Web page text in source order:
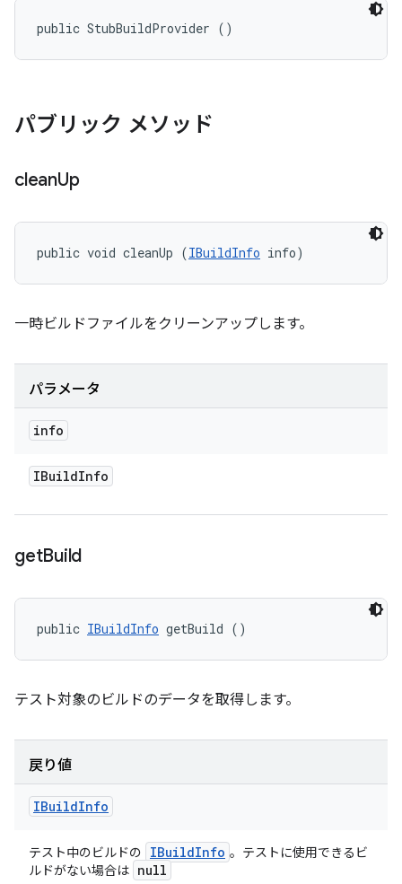
public StubBuildProvider ()
パブリック メソッド
cleanUp
public void cleanUp (IBuildInfo info)
一時ビルドファイルをクリーンアップします。
パラメータ
info
IBuildInfo
getBuild
public IBuildInfo getBuild ()
テスト対象のビルドのデータを取得します。
戻り値
IBuildInfo
テスト中のビルドの IBuildInfo 。テストに使用できるビ
ルドがない場合は null